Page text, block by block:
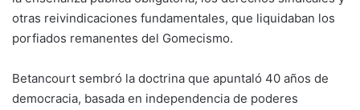
otras reivindicaciones fundamentales, que liquidaban los
porfiados remanentes del Gomecismo.
Betancourt sembró la doctrina que apuntaló 40 años de
democracia, basada en independencia de poderes